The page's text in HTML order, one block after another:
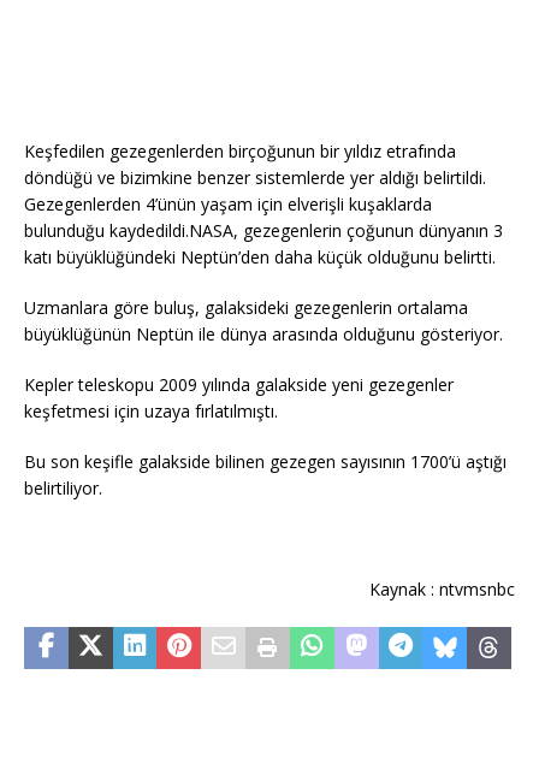
Keşfedilen gezegenlerden birçoğunun bir yıldız etrafında
döndüğü ve bizimkine benzer sistemlerde yer aldığı belirtildi.
Gezegenlerden 4’ünün yaşam için elverişli kuşaklarda
bulunduğu kaydedildi.NASA, gezegenlerin çoğunun dünyanın 3
katı büyüklüğündeki Neptün’den daha küçük olduğunu belirtti.
Uzmanlara göre buluş, galaksideki gezegenlerin ortalama
büyüklüğünün Neptün ile dünya arasında olduğunu gösteriyor.
Kepler teleskopu 2009 yılında galakside yeni gezegenler
keşfetmesi için uzaya fırlatılmıştı.
Bu son keşifle galakside bilinen gezegen sayısının 1700’ü aştığı
belirtiliyor.
Kaynak : ntvmsnbc